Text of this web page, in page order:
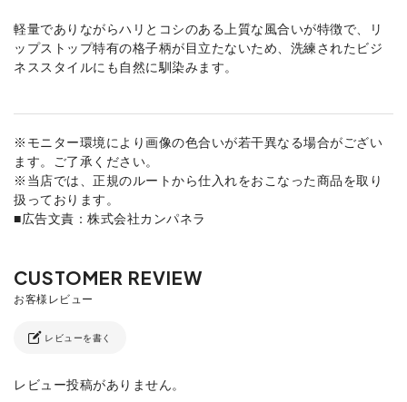
軽量でありながらハリとコシのある上質な風合いが特徴で、リ
ップストップ特有の格子柄が目立たないため、洗練されたビジ
ネススタイルにも自然に馴染みます。
※モニター環境により画像の色合いが若干異なる場合がござい
ます。ご了承ください。
※当店では、正規のルートから仕入れをおこなった商品を取り
扱っております。
■広告文責：株式会社カンパネラ
レビューを書く
レビュー投稿がありません。